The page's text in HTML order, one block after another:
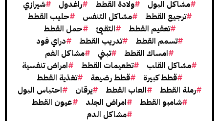
مشاكل البول
ولادة القطط راغدول
شيرازي
ترجيع القطط
مشاكل التنفس
حليب القطط
تعقيم القطط
التقيئ
حمل القطط
تسمم القطط
تدريب القطط
دراي فود
امساك القطط
تبني
مشاكل الفم
مشاكل القلب
تطعيمات القطط
امراض تنفسية
قطط كبيرة
قطط رضيعة
تغذية القطط
رملة القطط
العاب القطط يرقان
احتباس البول
شامبو القطط
امراض الجلد
عيون القطط
مشاكل الدم